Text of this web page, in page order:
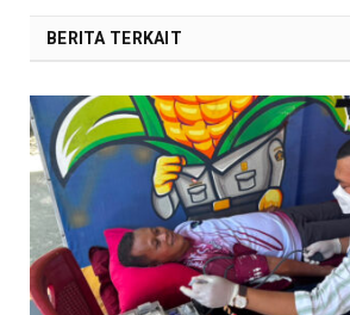
BERITA TERKAIT